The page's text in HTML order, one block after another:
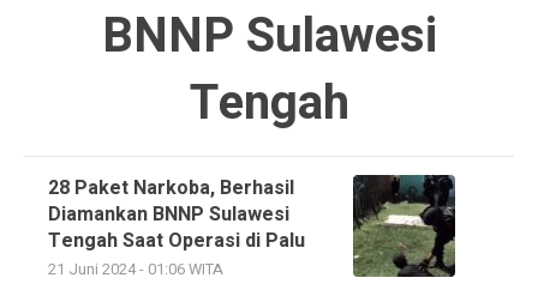
BNNP Sulawesi
Tengah
28 Paket Narkoba, Berhasil
Diamankan BNNP Sulawesi
Tengah Saat Operasi di Palu
21 Juni 2024 - 01:06 WITA